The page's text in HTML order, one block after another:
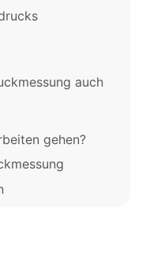
auch
gehen?